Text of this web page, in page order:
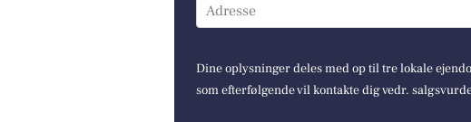
Adresse
Dine oplysninger deles med op til tre lokale
som efterfølgende vil kontakte dig vedr.